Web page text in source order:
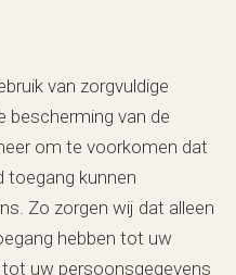
van zorgvuldige
bescherming van de
om te voorkomen dat
toegang kunnen
Zo zorgen wij dat alleen
hebben tot uw
uw persoonsgegevens